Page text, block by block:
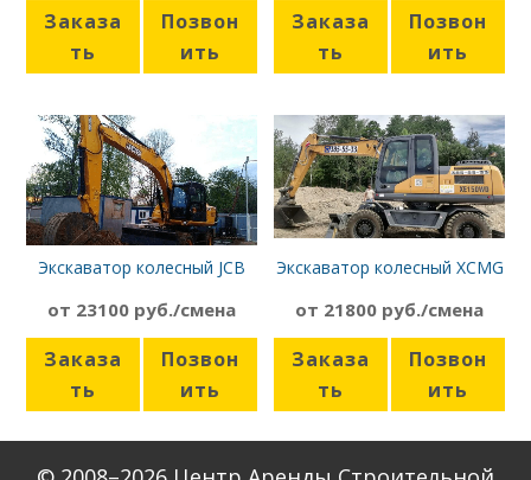
Заказа
ть
Позвон
ить
Заказа
ть
Позвон
ить
Экскаватор колесный JCB
от 23100 руб./смена
Заказа
ть
Позвон
ить
Экскаватор колесный XCMG
от 21800 руб./смена
Заказа
ть
Позвон
ить